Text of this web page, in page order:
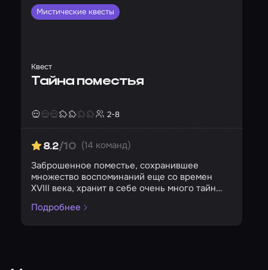
Мистические квесты
Квест
Тайна поместья
2-8
8.2/10 (14 команд)
Заброшенное поместье, сохранившее
множество воспоминаний еще со времен
XVIII века, хранит в себе очень много тайн…
Подробнее